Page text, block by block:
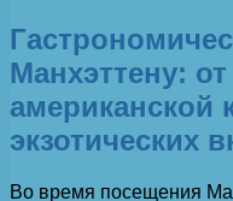
Манхэттену:
американской
экзотических
Во время посещения